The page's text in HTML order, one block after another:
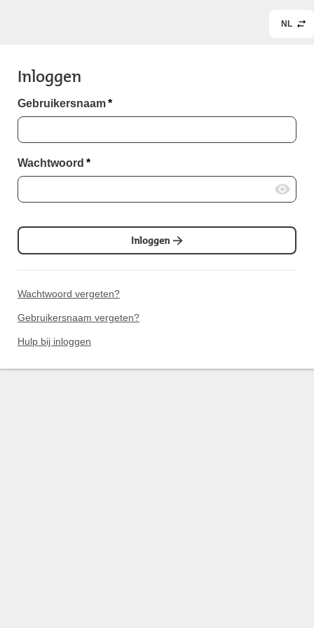
NL
Inloggen
Gebruikersnaam*
Wachtwoord *
Inloggen
Wachtwoord vergeten?
Gebruikersnaam vergeten?
Hulp bij inloggen